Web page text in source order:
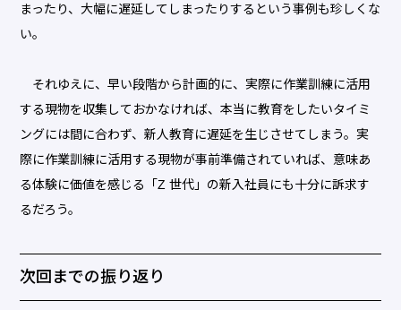
まったり、大幅に遅延してしまったりするという事例も珍しくな
い。
それゆえに、早い段階から計画的に、実際に作業訓練に活用
する現物を収集しておかなければ、本当に教育をしたいタイミ
ングには間に合わず、新人教育に遅延を生じさせてしまう。実
際に作業訓練に活用する現物が事前準備されていれば、意味あ
る体験に価値を感じる「Z 世代」の新入社員にも十分に訴求す
るだろう。
次回までの振り返り